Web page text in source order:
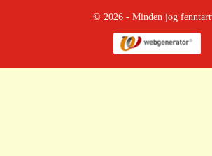
© 2026 - Minden jog